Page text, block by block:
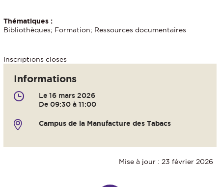
Thématiques :
Bibliothèques; Formation; Ressources documentaires
Inscriptions closes
Informations
Le 16 mars 2026
De 09:30 à 11:00
Campus de la Manufacture des Tabacs
Mise à jour : 23 février 2026